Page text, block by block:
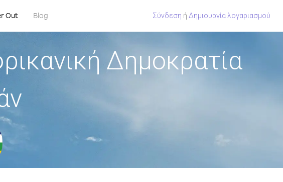
Out Blog Σύνδεση ή Δημιουργία λογαριασμού
Δημοκρατία